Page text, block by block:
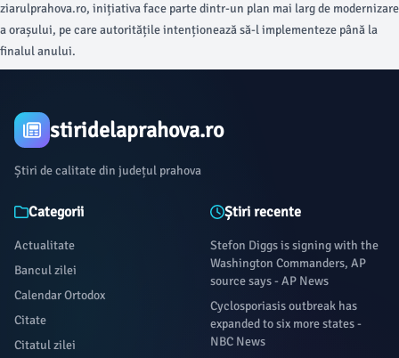
ziarulprahova.ro, inițiativa face parte dintr-un plan mai larg de modernizare
a orașului, pe care autoritățile intenționează să-l implementeze până la
finalul anului.
stiridelaprahova.ro
Știri de calitate din județul prahova
Categorii
Actualitate
Bancul zilei
Calendar Ortodox
Citate
Citatul zilei
Știri recente
Stefon Diggs is signing with the
Washington Commanders, AP
source says - AP News
Cyclosporiasis outbreak has
expanded to six more states -
NBC News